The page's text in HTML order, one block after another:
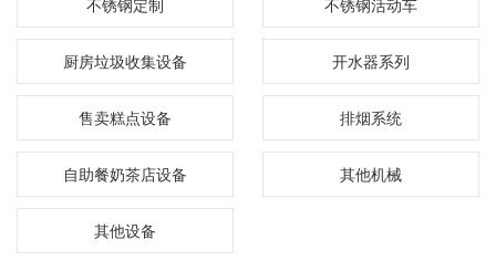
不锈钢定制 不锈钢活动车
厨房垃圾收集设备 开水器系列
售卖糕点设备 排烟系统
自助餐奶茶店设备 其他机械
其他设备